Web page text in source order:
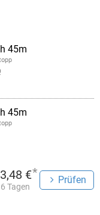
45m
45m
€*
Tagen
Prüfen